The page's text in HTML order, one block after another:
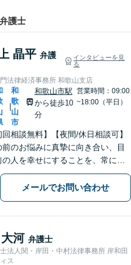
護士
晶平 弁護
インタビューを見
る
法律経済事務所 和歌山支店
和
歌
山
市
和歌山市駅
から徒歩10
分
営業時間：09:00
~18:00（平日）
回相談無料】【夜間/休日相談可】
前のお悩みに真摯に向き合い、目
の人を幸せにすることを、常にこ
がけています。法律と実務を熟知
弁護士が、一刻も早い解決を目指
す。お困りの方は、お気軽にご相
メールでお問い合わせ
河 弁護士
法人関・岸田・中村法律事務所 岸和田
ス